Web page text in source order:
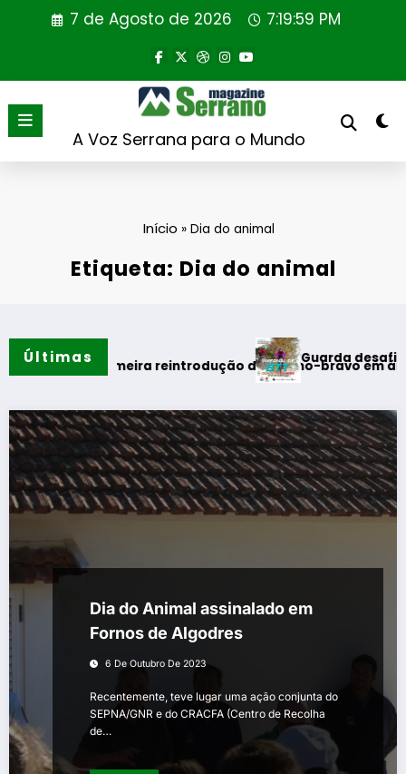
7 de Agosto de 2026 7:19:59 PM
A Voz Serrana para o Mundo
Início »Dia do animal
Etiqueta: Dia do animal
Últimas
primeira reintrodução de coelho-bravo em área
Guarda desafia
Dia do Animal assinalado em
Fornos de Algodres
6 De Outubro De 2023
Recentemente, teve lugar uma ação conjunta do
SEPNA/GNR e do CRACFA (Centro de Recolha
de…